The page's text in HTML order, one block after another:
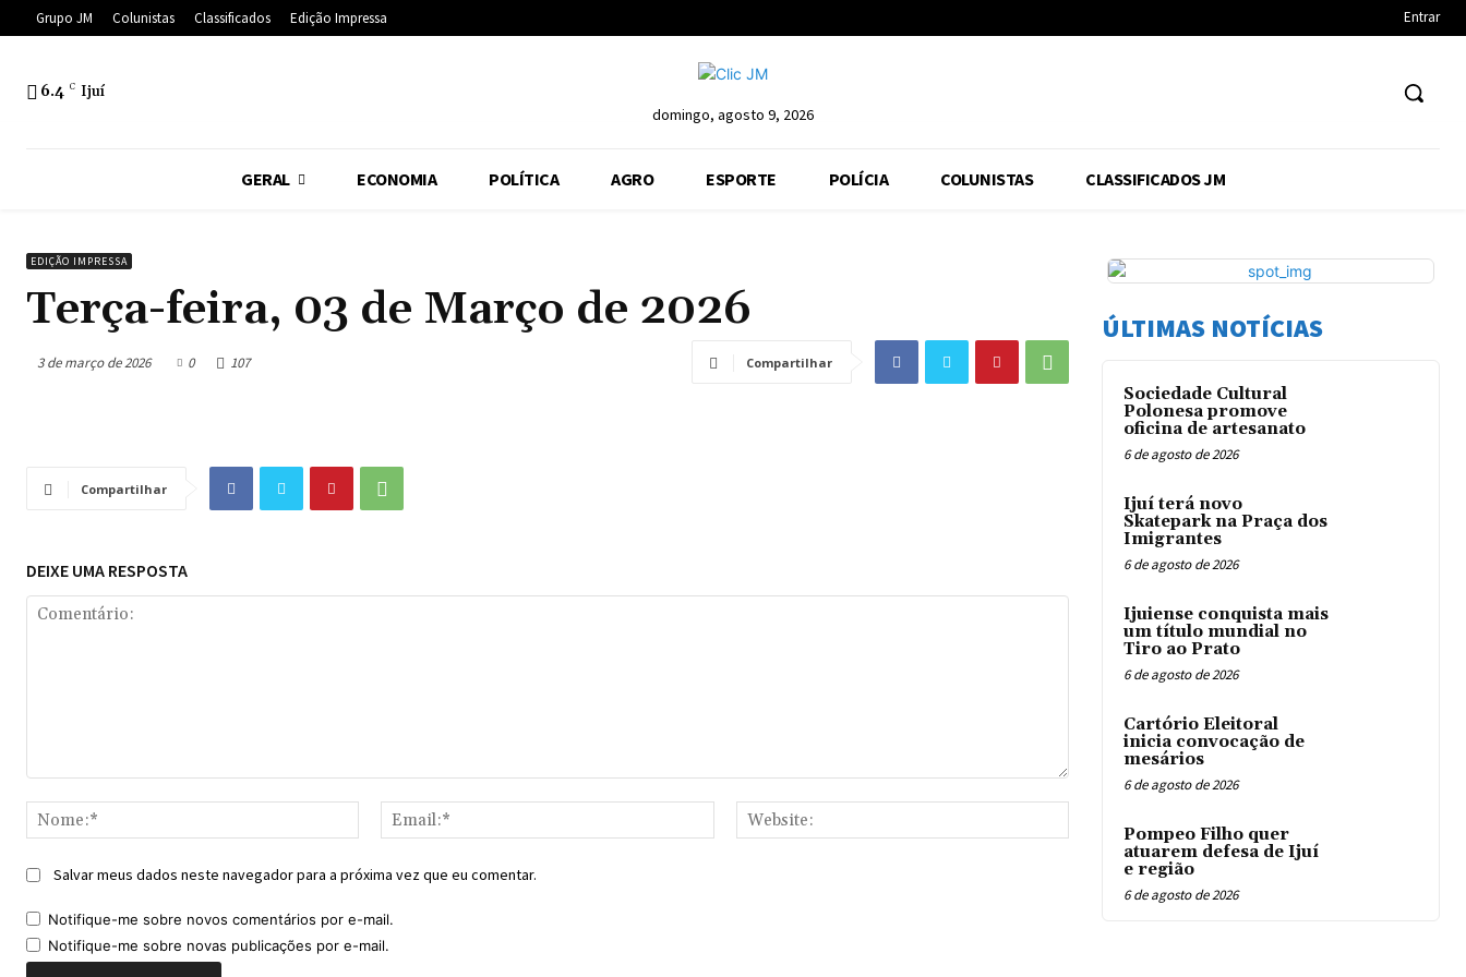
Grupo JM Colunistas Classificados Edição Impressa Entrar
6.4 C Ijuí
domingo, agosto 9, 2026
GERAL ECONOMIA POLÍTICA AGRO ESPORTE POLÍCIA COLUNISTAS CLASSIFICADOS JM
EDIÇÃO IMPRESSA
Terça-feira, 03 de Março de 2026
3 de março de 2026 0 107 Compartilhar
Compartilhar
DEIXE UMA RESPOSTA
Nome:*
Email:*
Salvar meus dados neste navegador para a próxima vez que eu comentar.
Notifique-me sobre novos comentários por e-mail.
Notifique-me sobre novas publicações por e-mail.
ÚLTIMAS NOTÍCIAS
Sociedade Cultural
Polonesa promove
oficina de artesanato
6 de agosto de 2026
Ijuí terá novo
Skatepark na Praça dos
Imigrantes
6 de agosto de 2026
Ijuiense conquista mais
um título mundial no
Tiro ao Prato
6 de agosto de 2026
Cartório Eleitoral
inicia convocação de
mesários
6 de agosto de 2026
Pompeo Filho quer
atuarem defesa de Ijuí
e região
6 de agosto de 2026